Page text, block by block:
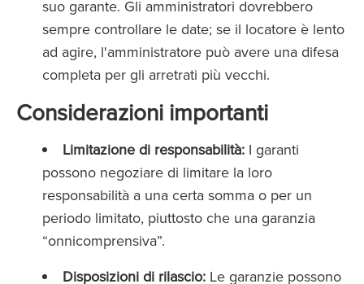
suo garante. Gli amministratori dovrebbero
sempre controllare le date; se il locatore è lento
ad agire, l'amministratore può avere una difesa
completa per gli arretrati più vecchi.
Considerazioni importanti
Limitazione di responsabilità: I garanti
possono negoziare di limitare la loro
responsabilità a una certa somma o per un
periodo limitato, piuttosto che una garanzia
“onnicomprensiva”.
Disposizioni di rilascio: Le garanzie possono